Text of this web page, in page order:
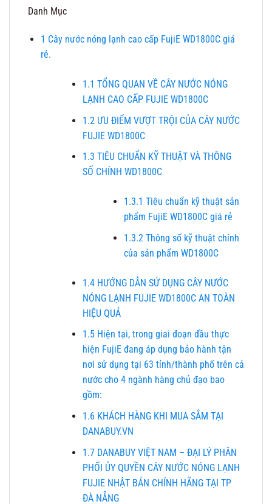
Danh Mục
1 Cây nước nóng lạnh cao cấp FujiE WD1800C giá
rẻ.
1.1 TỔNG QUAN VỀ CÂY NƯỚC NÓNG
LẠNH CAO CẤP FUJIE WD1800C
1.2 ƯU ĐIỂM VƯỢT TRỘI CỦA CÂY NƯỚC
FUJIE WD1800C
1.3 TIÊU CHUẨN KỸ THUẬT VÀ THÔNG
SỐ CHÍNH WD1800C
1.3.1 Tiêu chuẩn kỹ thuật sản
phẩm FujiE WD1800C giá rẻ
1.3.2 Thông số kỹ thuật chính
của sản phẩm WD1800C
1.4HƯỚNG DẪN SỬ DỤNG CÂY NƯỚC
NÓNG LẠNH FUJIE WD1800C AN TOÀN
HIỆU QUẢ
1.5Hiện tại, trong giai đoạn đầu thực
hiện FujiE đang áp dụng bảo hành tận
nơi sử dụng tại 63 tỉnh/thành phố trên cả
nước cho 4 ngành hàng chủ đạo bao
gồm:
1.6 KHÁCH HÀNG KHI MUA SẮM TẠI
DANABUY.VN
1.7DANABUY VIỆT NAM – ĐẠI LÝ PHÂN
PHỐI ỦY QUYỀN CÂY NƯỚC NÓNG LẠNH
FUJIE NHẬT BẢN CHÍNH HÃNG TẠI TP
ĐÀ NẴNG